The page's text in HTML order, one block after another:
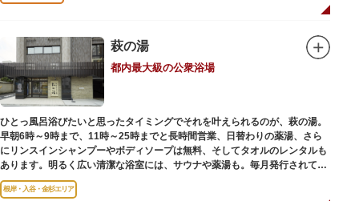
萩の湯
都内最大級の公衆浴場
ひとっ風呂浴びたいと思ったタイミングでそれを叶えられるのが、萩の湯。
早朝6時～9時まで、11時～25時までと長時間営業、日替わりの薬湯、さら
にリンスインシャンプーやボディソープは無料、そしてタオルのレンタルも
あります。明るく広い清潔な浴室には、サウナや薬湯も。毎月発行されてい
る萩の湯だよりで薬湯の予定を確認すれば、お好みの薬湯を楽しめます。
また併設されたレストラン、食事処こもれびではおいしい食事だけでなく、
根岸・入谷・金杉エリア